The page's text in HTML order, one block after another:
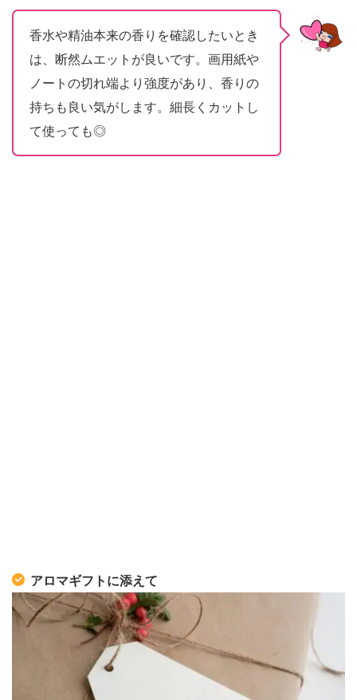
香水や精油本来の香りを確認したいとき
は、断然ムエットが良いです。画用紙や
ノートの切れ端より強度があり、香りの
持ちも良い気がします。細長くカットし
て使っても◎
アロマギフトに添えて